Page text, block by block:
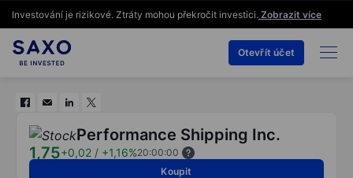
Investování je rizikové. Ztráty mohou překročit investici. Zobrazit více
Otevřít účet
Performance Shipping Inc.
1,75+0,02 / +1,16%20:00:00
Koupit